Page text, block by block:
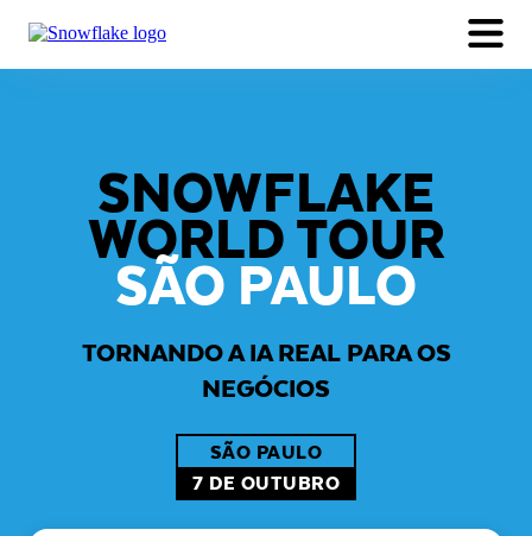
TEMAS
SNOWFLAKE
WORLD TOUR
SÃO PAULO
TORNANDO A IA REAL PARA OS
NEGÓCIOS
SÃO PAULO
7 DE OUTUBRO